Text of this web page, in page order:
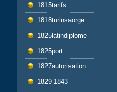
1815tarifs
1818turinsaorge
1825latindiplome
1825port
1827autorisation
1829-1843